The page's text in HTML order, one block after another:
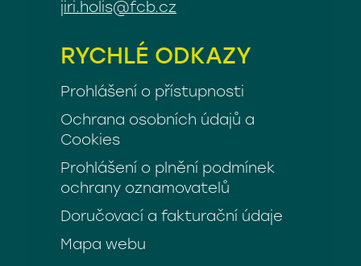
jiri.holis@fcb.cz
RYCHLÉ ODKAZY
Prohlášení o přístupnosti
Ochrana osobních údajů a
Cookies
Prohlášení o plnění podmínek
ochrany oznamovatelů
Doručovací a fakturační údaje
Mapa webu